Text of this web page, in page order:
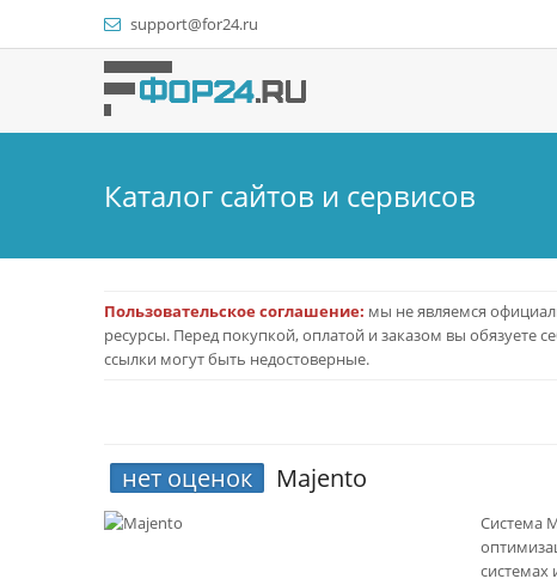
support@for24.ru
Каталог сайтов и сервисов
Пользовательское соглашение: мы не являемся
ресурсы. Перед покупкой, оплатой и заказом вы обязуете
ссылки могут быть недостоверные.
нет оценок Majento
Система
системах